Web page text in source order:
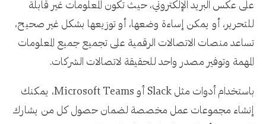
على عكس البريد الإلكتروني، حيث تكون المعلومات غير قابلة
للتحرير، أو يمكن إساءة وضعها، أو توزيعها بشكل غير صحيح،
تساعد منصات الاتصالات الرقمية على تجميع جميع المعلومات
المهمة وتوفير مصدر واحد للحقيقة لاتصالات الشركات.
باستخدام أدوات مثل Slack أو Microsoft Teams، يمكنك
إنشاء مجموعات عمل مخصصة لضمان حصول كل من يشارك